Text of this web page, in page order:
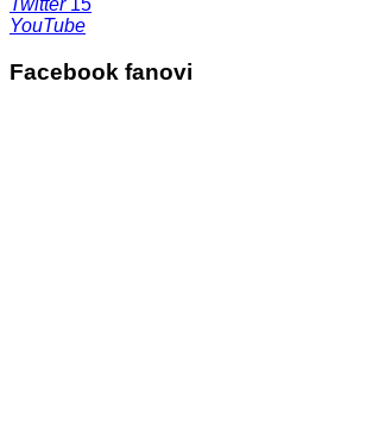
Twitter 15
YouTube
Facebook fanovi